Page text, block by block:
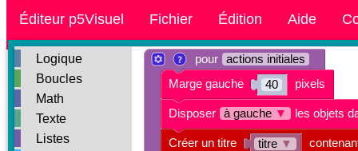
Éditeur p5Visuel Fichier Édition Aide
Logique
Boucles
Math
Texte
Listes
40
titre ▼
Créer un titre
Disposer à gauche ▼ les objets
Marge gauche pixels
pour actions initiales